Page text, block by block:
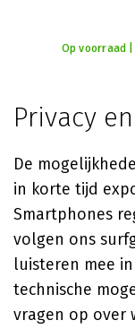
Op voorraad
Privacy
De
in korte tijd
Smartphones
volgen ons
luisteren mee
technische
vragen op over